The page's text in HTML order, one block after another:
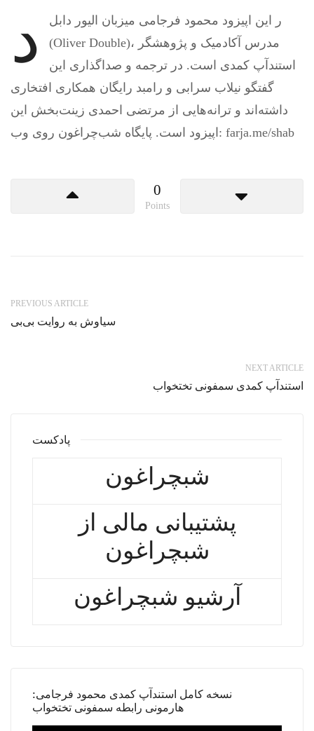
د
ر این اپیزود محمود فرجامی میزبان الیور دابل
(Oliver Double)، مدرس آکادمیک و پژوهشگر
استندآپ کمدی است. در ترجمه و صداگذاری این
گفتگو نیلاب سرابی و رامبد رایگان همکاری افتخاری
داشته‌اند و ترانه‌هایی از مرتضی احمدی زینت‌بخش این
اپیزود است. پایگاه شب‌چراغون روی وب: farja.me/shab
0
Points
PREVIOUS ARTICLE
سیاوش به روایت بی‌بی
NEXT ARTICLE
استندآپ کمدی سمفونی تختخواب
پادکست
شبچراغون
پشتیبانی مالی از
شبچراغون
آرشیو شبچراغون
نسخه کامل استندآپ کمدی محمود فرجامی:
هارمونی رابطه سمفونی تختخواب